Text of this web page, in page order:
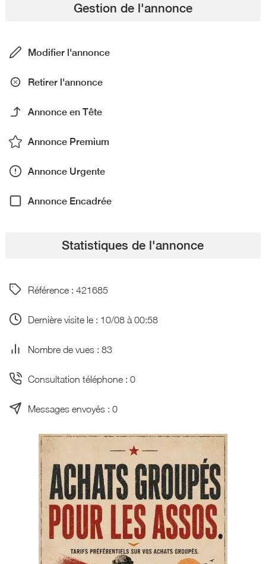
Gestion de l'annonce
Modifier l'annonce
Retirer l'annonce
Annonce en Tête
Annonce Premium
Annonce Urgente
Annonce Encadrée
Statistiques de l'annonce
Référence : 421685
Dernière visite le : 10/08 à 00:58
Nombre de vues : 83
Consultation téléphone : 0
Messages envoyés : 0